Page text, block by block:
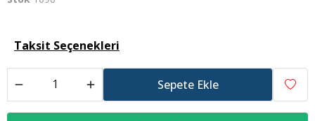
Taksit Seçenekleri
Sepete Ekle